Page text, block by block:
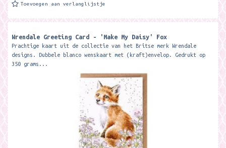
Toevoegen aan verlanglijstje
Wrendale Greeting Card - 'Make My Daisy' Fox
Prachtige kaart uit de collectie van het Britse merk Wrendale
designs. Dubbele blanco wenskaart met (kraft)envelop. Gedrukt op
350 grams...